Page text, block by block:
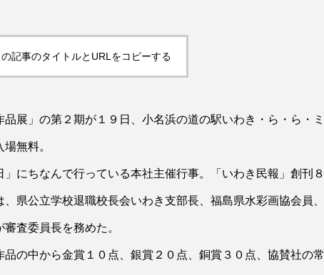
の記事のタイトルとURLをコピーする
展」の第２期が１９日、小名浜の道の駅いわき・ら・ら・ミ
無料。
にちなんで行っている本社主催行事。「いわき民報」創刊８
県公立学校退職校長会いわき支部長、福島県水彩画協会員、
査委員長を務めた。
の中から金賞１０点、銀賞２０点、銅賞３０点、協賛社の常